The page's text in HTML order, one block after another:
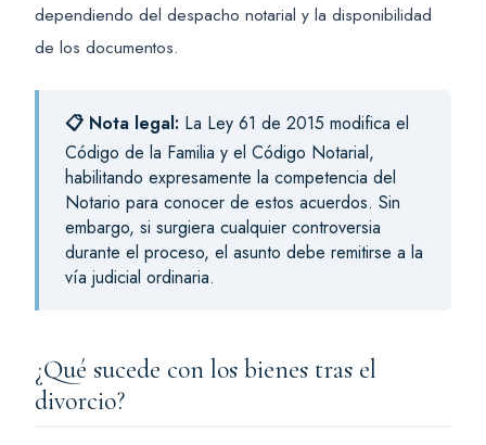
dependiendo del despacho notarial y la disponibilidad
de los documentos.
📋 Nota legal: La Ley 61 de 2015 modifica el
Código de la Familia y el Código Notarial,
habilitando expresamente la competencia del
Notario para conocer de estos acuerdos. Sin
embargo, si surgiera cualquier controversia
durante el proceso, el asunto debe remitirse a la
vía judicial ordinaria.
¿Qué sucede con los bienes tras el
divorcio?